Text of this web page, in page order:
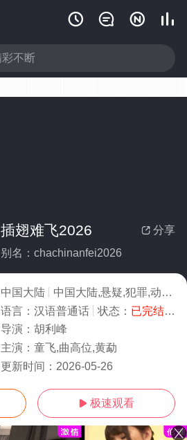
   
 分享
插翅难飞2026
别名：chachinanfei2026
中国大陆 中国大陆,悬疑,犯罪,动作
语言： 汉语普通话 状态： 已完结- 高
导演： 胡利峰
主演： 童飞,曲高位,黄勐
更新时间： 2026-05-26
 极速观看